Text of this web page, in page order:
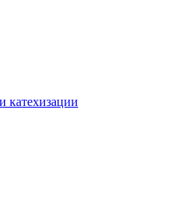
катехизации